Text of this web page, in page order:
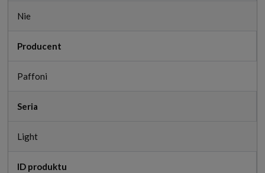
Nie
Producent
Paffoni
Seria
Light
ID produktu